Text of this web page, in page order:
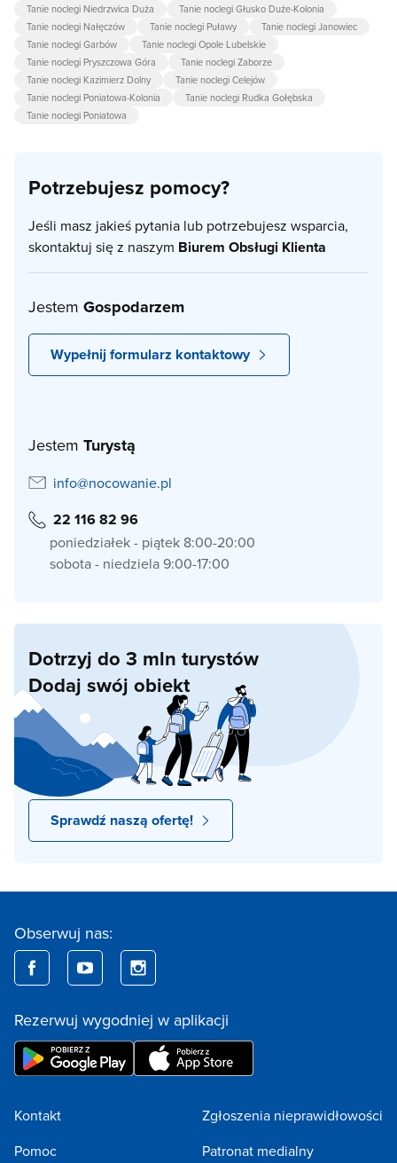
Tanie noclegi Niedrzwica Duża
Tanie noclegi Głusko Duże-Kolonia
Tanie noclegi Nałęczów
Tanie noclegi Puławy
Tanie noclegi Janowiec
Tanie noclegi Garbów
Tanie noclegi Opole Lubelskie
Tanie noclegi Pryszczowa Góra
Tanie noclegi Zaborze
Tanie noclegi Kazimierz Dolny
Tanie noclegi Celejów
Tanie noclegi Poniatowa-Kolonia
Tanie noclegi Rudka Gołębska
Tanie noclegi Poniatowa
Potrzebujesz pomocy?
Jeśli masz jakieś pytania lub potrzebujesz wsparcia,
skontaktuj się z naszym Biurem Obsługi Klienta
Jestem Gospodarzem
Wypełnij formularz kontaktowy
Jestem Turystą
info@nocowanie.pl
22 116 82 96
poniedziałek - piątek 8:00-20:00
sobota - niedziela 9:00-17:00
Dotrzyj do 3 mln turystów
Dodaj swój obiekt
Sprawdź naszą ofertę!
Obserwuj nas:
Rezerwuj wygodniej w aplikacji
Kontakt
Pomoc
Zgłoszenia nieprawidłowości
Patronat medialny